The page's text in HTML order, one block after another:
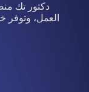
دكتور تك
العمل،